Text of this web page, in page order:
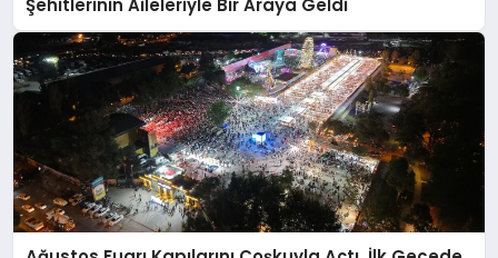
Şehitlerinin Aileleriyle Bir Araya Geldi